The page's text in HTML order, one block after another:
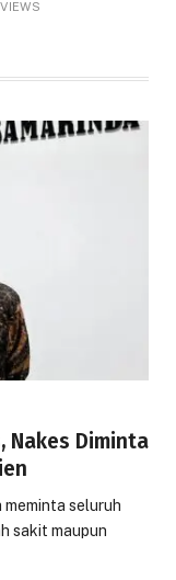
VIEWS
Nakes Diminta
meminta seluruh
sakit maupun